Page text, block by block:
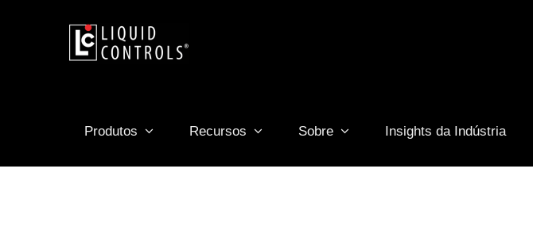
Produtos Recursos Sobre Insights da Indústria